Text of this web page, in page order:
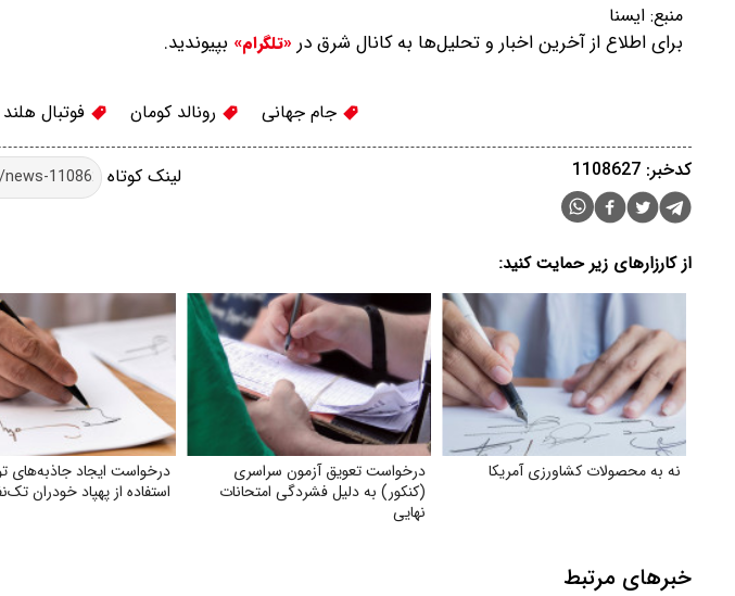
منبع: ايسنا
برای اطلاع از آخرین اخبار و تحلیل‌ها به کانال شرق در «تلگرام» بپیوندید.
جام جهانی رونالد کومان فوتبال هلند
لینک کوتاه کدخبر: 1108627
از کارزارهای زیر حمایت کنید:
نه به محصولات کشاورزی آمریکا
درخواست تعویق آزمون سراسری
(کنکور) به دلیل فشردگی امتحانات
نهایی
درخواست ایجاد جاذبه‌های
استفاده از پهپاد خودران
خبرهای مرتبط